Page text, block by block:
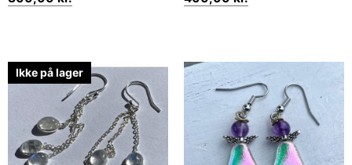
Ikke på lager